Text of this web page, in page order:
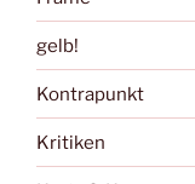
gelb!
Kontrapunkt
Kritiken